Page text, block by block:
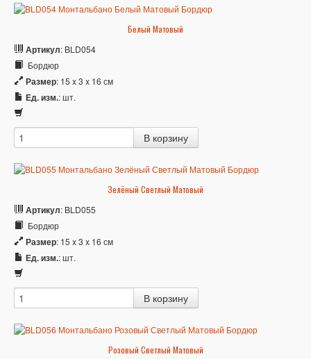
Белый Матовый
Артикул: BLD054
Бордюр
Размер: 15 x 3 x 16 см
Ед. изм.: шт.
Зелёный Светлый Матовый
Артикул: BLD055
Бордюр
Размер: 15 x 3 x 16 см
Ед. изм.: шт.
Розовый Светлый Матовый